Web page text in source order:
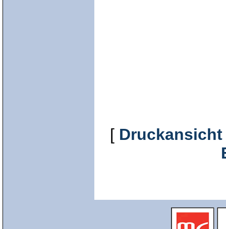
[ Druckansicht